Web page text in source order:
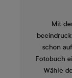
Mit
schon
Fotobuch
Wähle